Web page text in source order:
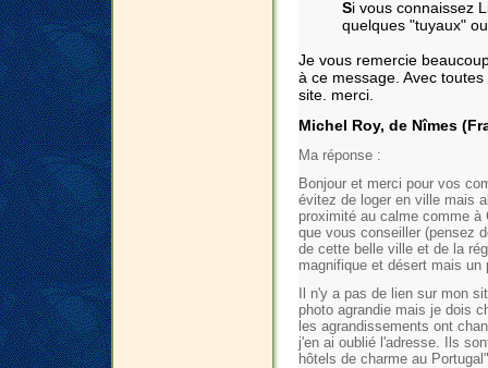
Si vous connaissez
quelques "tuyaux"
Je vous remercie
à ce message. Avec
site. merci.
Michel Roy, de Nîmes
Ma réponse :
Bonjour et merci pour vos
évitez de loger en ville mais
proximité au calme comme à
que vous conseiller (pensez
de cette belle ville et de la
magnifique et désert mais
Il n'y a pas de lien sur mon
photo agrandie mais je dois
les agrandissements ont
j'en ai oublié l'adresse. Ils
hôtels de charme au